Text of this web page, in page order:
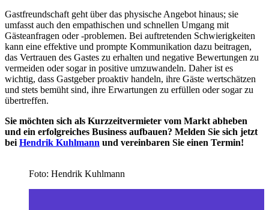
Gastfreundschaft geht über das physische Angebot hinaus; sie
umfasst auch den empathischen und schnellen Umgang mit
Gästeanfragen oder -problemen. Bei auftretenden Schwierigkeiten
kann eine effektive und prompte Kommunikation dazu beitragen,
das Vertrauen des Gastes zu erhalten und negative Bewertungen zu
vermeiden oder sogar in positive umzuwandeln. Daher ist es
wichtig, dass Gastgeber proaktiv handeln, ihre Gäste wertschätzen
und stets bemüht sind, ihre Erwartungen zu erfüllen oder sogar zu
übertreffen.
Sie möchten sich als Kurzzeitvermieter vom Markt abheben
und ein erfolgreiches Business aufbauen? Melden Sie sich jetzt
beiHendrik Kuhlmann und vereinbaren Sie einen Termin!
Foto: Hendrik Kuhlmann